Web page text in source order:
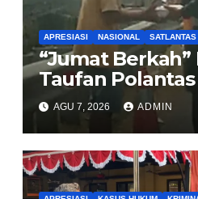
APRESIASI NASIONAL SATLANTAS
“Jumat Berkah”
Taufan
Bagikan Nasi
Sopir Truk yang
00 Pondok Aren
AGU 7, 2026 ADMIN